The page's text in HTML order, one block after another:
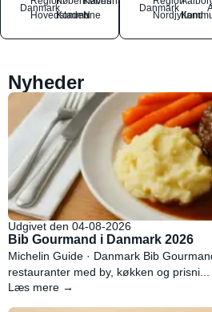
Danmark
Hovedstaden
Kommune
N
Danmark
Nordjylland
Nyheder
Udgivet den 04-08-2026
Bib Gourmand i Danmark 2026
Michelin Guide · Danmark Bib
restauranter med by, køkken og prisni...
Læs mere →